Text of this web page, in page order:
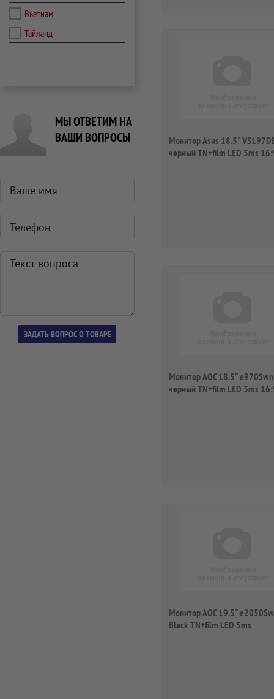
Вьетнам
Тайланд
МЫ ОТВЕТИМ НА
ВАШИ ВОПРОСЫ
Монитор Asus 18.5"
черный TN+film LED 5ms
Монитор AOC 18.5" e970Swn
черный TN+film LED 5ms
Монитор AOC 19.5"
Black TN+film LED 5ms